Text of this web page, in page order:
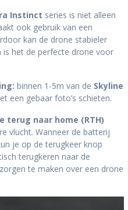
Instinct series is niet alleen
ook gebruik van een
kan de drone stabieler
is het de perfecte drone voor
binnen 1-5m van de Skyline
een gebaar foto’s schieten.
terug naar home (RTH)
vlucht. Wanneer de batterij
je op de terugkeer knop
terugkeren naar de
te maken over een drone